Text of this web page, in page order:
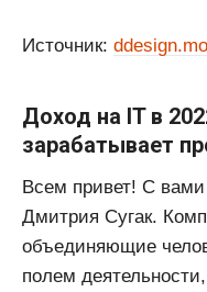
Источник:
Доход на IT в
зарабатывает
Всем привет! С
Дмитрия Сугак.
объединяющие
полем